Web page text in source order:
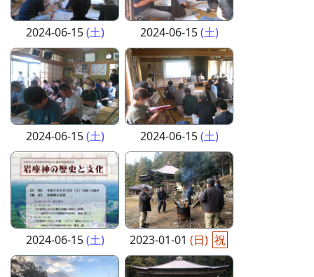
2024-06-15(土) 2024-06-15(土)
2024-06-15(土) 2024-06-15(土)
2024-06-15(土) 2023-01-01 (日) 祝